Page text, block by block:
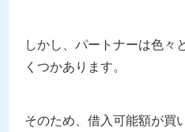
しかし、パートナーは色々
くつかあります。
そのため、借入可能額が買